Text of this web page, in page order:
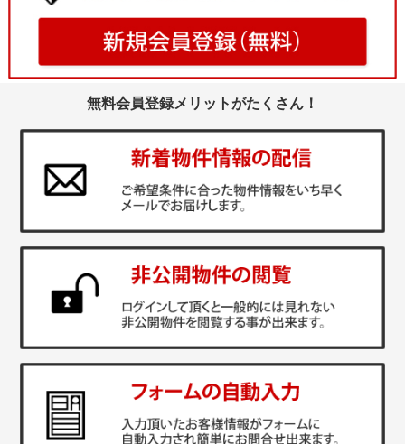
無料会員登録メリットがたくさん！